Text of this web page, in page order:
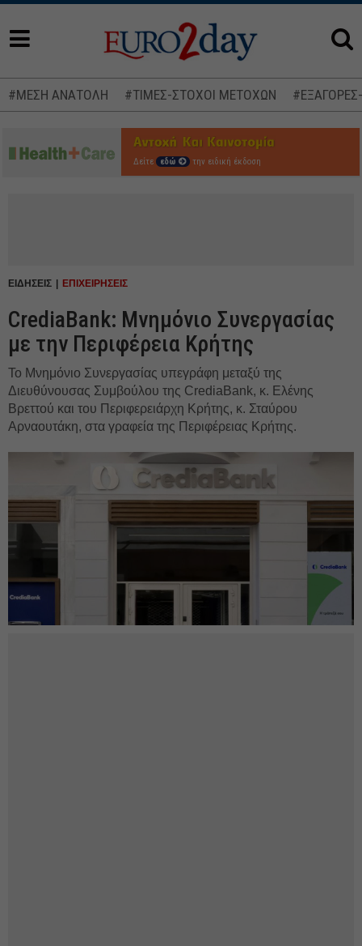
#ΜΕΣΗ ΑΝΑΤΟΛΗ #ΤΙΜΕΣ-ΣΤΟΧΟΙ ΜΕΤΟΧΩΝ
Δείτε εδώ την ειδική έκδοση
ΕΙΔΗΣΕΙΣ ΕΠΙΧΕΙΡΗΣΕΙΣ
CrediaBank: Μνημόνιο Συνεργασίας
με την Περιφέρεια Κρήτης
Το Μνημόνιο Συνεργασίας υπεγράφη μεταξύ της
Διευθύνουσας Συμβούλου της CrediaBank, κ. Ελένης
Βρεττού και του Περιφερειάρχη Κρήτης, κ. Σταύρου
Αρναουτάκη, στα γραφεία της Περιφέρειας Κρήτης.